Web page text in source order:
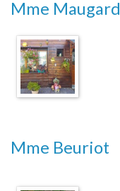
Mme Maugard
Mme Beuriot